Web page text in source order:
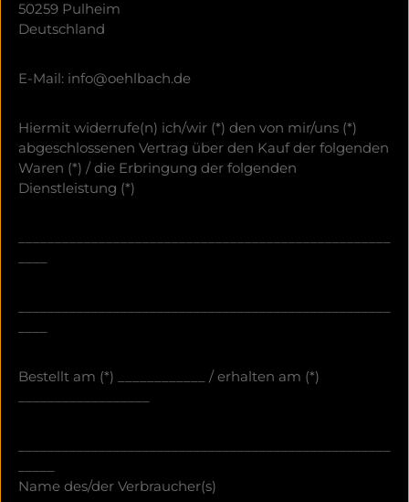
50259 Pulheim
Deutschland
E-Mail: info@oehlbach.de
Hiermit widerrufe(n) ich/wir (*) den von mir/uns (*)
abgeschlossenen Vertrag über den Kauf der folgenden
Waren (*) / die Erbringung der folgenden
Dienstleistung (*)
Bestellt am (*) ____________ / erhalten am (*)
Name des/der Verbraucher(s)